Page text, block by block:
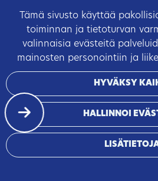
Tämä sivusto käyttää
toiminnan ja tietoturvan
valinnaisia evästeitä
mainosten personointiin ja
HYVÄKSY
HALLINNOI